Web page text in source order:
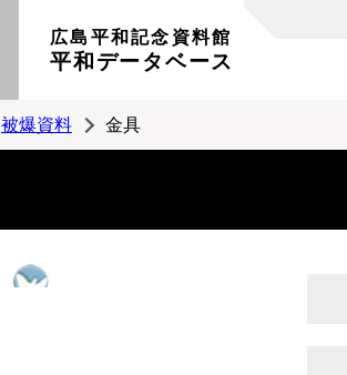
広島平和記念資料館
平和データベース
被爆資料 金具